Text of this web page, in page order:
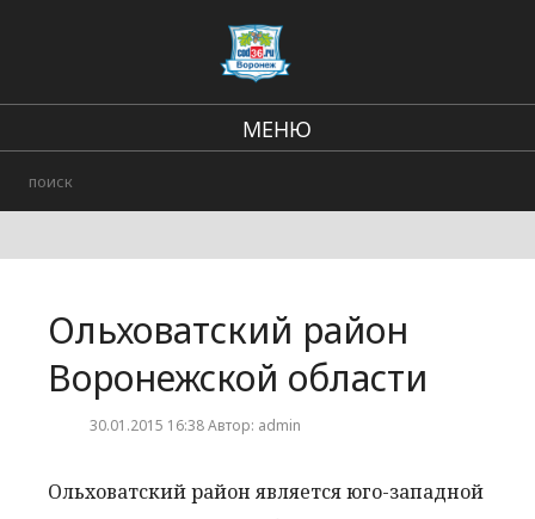
МЕНЮ
Происшествия
Ольховатский район
Воронежской области
30.01.2015 16:38 Автор: admin
Ольховатский район является юго-западной